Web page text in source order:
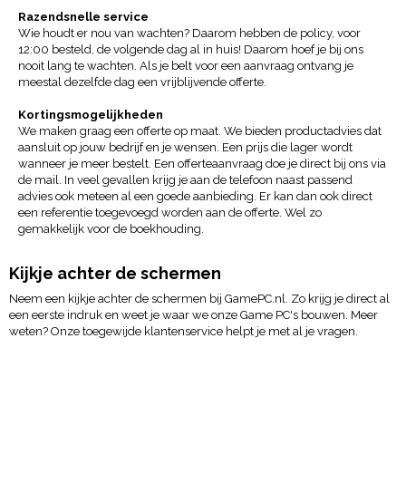
Razendsnelle service
Wie houdt er nou van wachten? Daarom hebben de policy, voor
12:00 besteld, de volgende dag al in huis! Daarom hoef je bij ons
nooit lang te wachten. Als je belt voor een aanvraag ontvang je
meestal dezelfde dag een vrijblijvende offerte.
Kortingsmogelijkheden
We maken graag een offerte op maat. We bieden productadvies dat
aansluit op jouw bedrijf en je wensen. Een prijs die lager wordt
wanneer je meer bestelt. Een offerteaanvraag doe je direct bij ons via
de mail. In veel gevallen krijg je aan de telefoon naast passend
advies ook meteen al een goede aanbieding. Er kan dan ook direct
een referentie toegevoegd worden aan de offerte. Wel zo
gemakkelijk voor de boekhouding.
Kijkje achter de schermen
Neem een kijkje achter de schermen bij GamePC.nl. Zo krijg je direct al
een eerste indruk en weet je waar we onze Game PC's bouwen. Meer
weten? Onze toegewijde klantenservice helpt je met al je vragen.